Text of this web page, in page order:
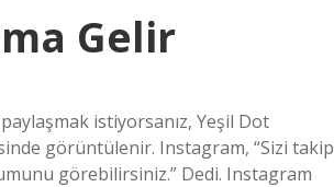
Gelir
istiyorsanız, Yeşil Dot
görüntülenir. Instagram, “Sizi takip
görebilirsiniz.” Dedi. Instagram